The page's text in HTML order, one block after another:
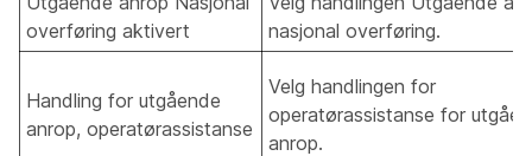
overføring aktivert
nasjonal overføring.
Handling for utgående
anrop, operatørassistanse
Velg handlingen for
operatørassistanse for
anrop.